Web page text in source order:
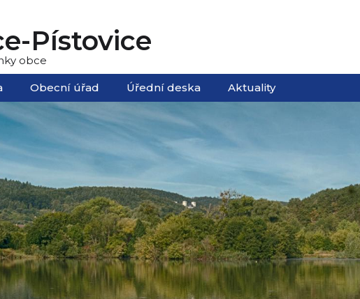
Pístovice
obce
Obecní úřad Úřední deska Aktuality